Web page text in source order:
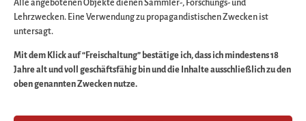
großartigen Sache
schauen Sie bald
wieder vorbei!
Alle angebotenen Objekte dienen Sammler-, Forschungs- und
Lehrzwecken. Eine Verwendung zu propagandistischen Zwecken ist
untersagt.
Mit dem Klick auf “Freischaltung” bestätige ich, dass ich mindestens 18
Jahre alt und voll geschäftsfähig bin und die Inhalte ausschließlich zu den
oben genannten Zwecken nutze.